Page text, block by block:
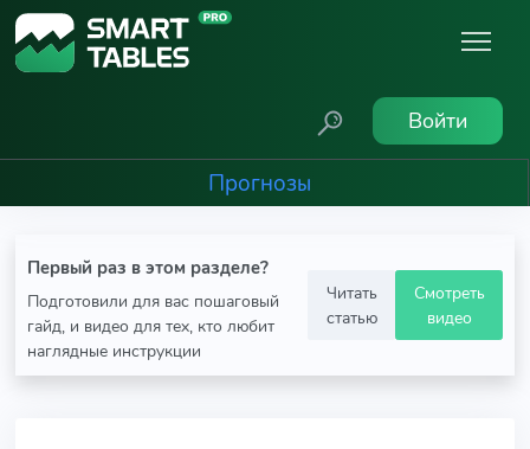
Войти
Прогнозы
Первый раз в этом разделе?
Подготовили для вас пошаговый
гайд, и видео для тех, кто любит
наглядные инструкции
Читать
статью
Смотреть
видео